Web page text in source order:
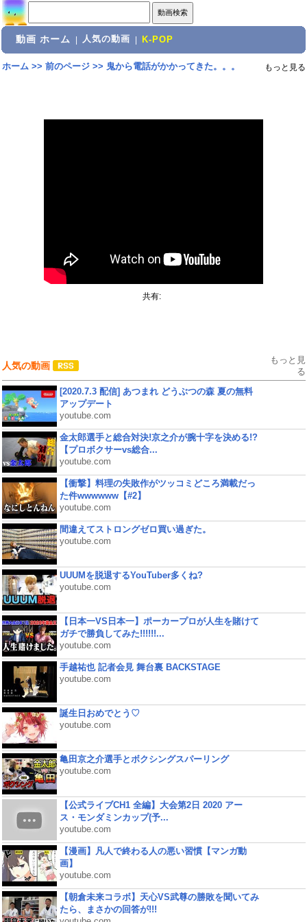
動画 ホーム 人気の動画 K-POP
ホーム>> 前のページ>> 鬼から電話がかかってきた。。。 もっと見る
共有:
人気の動画
もっと見
る
[2020.7.3 配信] あつまれ どうぶつの森 夏の無料
アップデート
youtube.com
金太郎選手と総合対決!京之介が腕十字を決める!?
【プロボクサーvs総合...
youtube.com
【衝撃】料理の失敗作がツッコミどころ満載だっ
た件wwwwww【#2】
youtube.com
間違えてストロングゼロ買い過ぎた。
youtube.com
UUUMを脱退するYouTuber多くね?
youtube.com
【日本一VS日本一】ポーカープロが人生を賭けて
ガチで勝負してみた!!!!!!...
youtube.com
手越祐也 記者会見 舞台裏 BACKSTAGE
youtube.com
誕生日おめでとう♡
youtube.com
亀田京之介選手とボクシングスパーリング
youtube.com
【公式ライブCH1 全編】大会第2日 2020 アー
ス・モンダミンカップ(予...
youtube.com
【漫画】凡人で終わる人の悪い習慣【マンガ動
画】
youtube.com
【朝倉未来コラボ】天心VS武尊の勝敗を聞いてみ
たら、まさかの回答が!!!